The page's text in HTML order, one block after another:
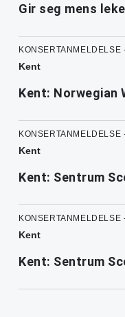
Gir seg mens
Kent
Kent: Norwegian
Kent
Kent: Sentrum
Kent
Kent: Sentrum